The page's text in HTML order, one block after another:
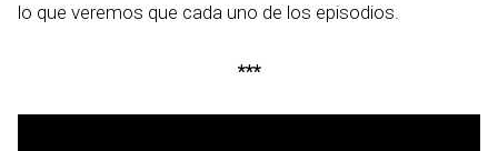
lo que veremos que cada uno de los episodios.
***